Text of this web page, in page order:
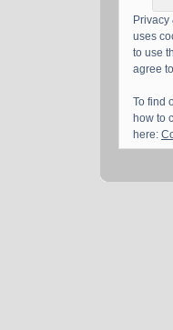
Privacy
uses
to use
agree
To find
how to
here: